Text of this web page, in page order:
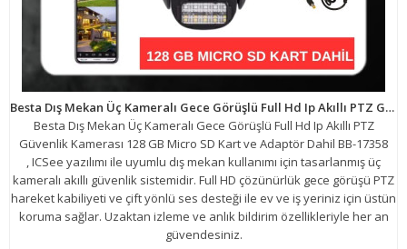
Besta Dış Mekan Üç Kameralı Gece Görüşlü Full Hd Ip Akıllı PTZ Güvenlik Kamerası 128 GB Micro SD Kart ve Adaptör Dahil BB-17358
Besta Dış Mekan Üç Kameralı Gece Görüşlü Full Hd Ip Akıllı PTZ
Güvenlik Kamerası 128 GB Micro SD Kart ve Adaptör Dahil BB-17358
, ICSee yazılımı ile uyumlu dış mekan kullanımı için tasarlanmış üç
kameralı akıllı güvenlik sistemidir. Full HD çözünürlük gece görüşü PTZ
hareket kabiliyeti ve çift yönlü ses desteği ile ev ve iş yeriniz için üstün
koruma sağlar. Uzaktan izleme ve anlık bildirim özellikleriyle her an
güvendesiniz.